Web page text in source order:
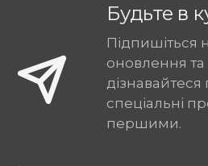
Будьте в
Підпишіться
оновлення та
спеціальні
першими.